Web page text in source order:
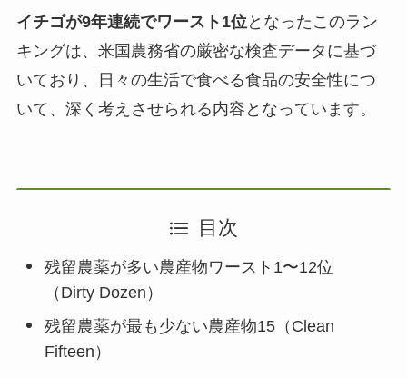
イチゴが9年連続でワースト1位 となったこのラン
キングは、米国農務省の厳密な検査データに基づ
いており、日々の生活で食べる食品の安全性につ
いて、深く考えさせられる内容となっています。
目次
残留農薬が多い農産物ワースト1〜12位
（Dirty Dozen）
残留農薬が最も少ない農産物15（Clean
Fifteen）